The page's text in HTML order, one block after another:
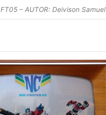
FT05 – AUTOR: Deivison Samuel